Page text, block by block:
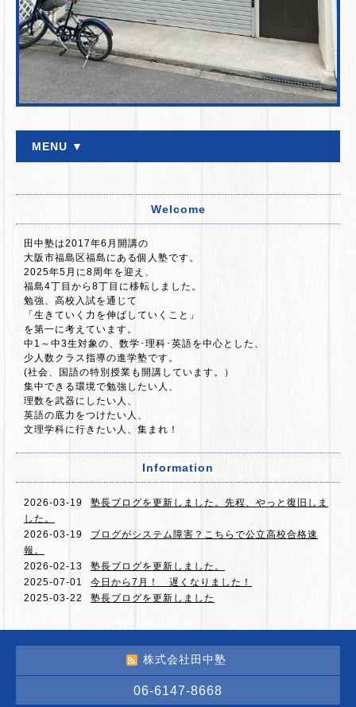
MENU ▼
Welcome
田中塾は2017年6月開講の
大阪市福島区福島にある個人塾です。
2025年5月に8周年を迎え、
福島4丁目から8丁目に移転しました。
勉強、高校入試を通じて
「生きていく力を伸ばしていくこと」
を第一に考えています。
中1～中3生対象の、数学･理科･英語を中心とした、
少人数クラス指導の進学塾です。
(社会、国語の特別授業も開講しています。）
集中できる環境で勉強したい人、
理数を武器にしたい人、
英語の底力をつけたい人、
文理学科に行きたい人、集まれ！
Information
2026-03-19
塾長ブログを更新しました。先程、やっと復旧しま
した。
2026-03-19
ブログがシステム障害？こちらで公立高校合格速
報。
2026-02-13
塾長ブログを更新しました。
2025-07-01
今日から7月！ 遅くなりました！
2025-03-22
塾長ブログを更新しました
株式会社田中塾
06-6147-8668